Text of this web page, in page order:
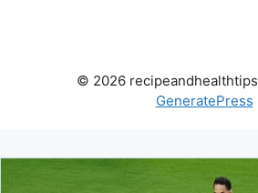
© 2026 recipeandhealthtips
GeneratePress